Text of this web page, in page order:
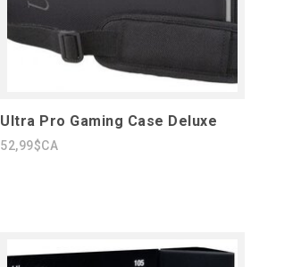
Ultra Pro Gaming Case Deluxe
52,99$CA